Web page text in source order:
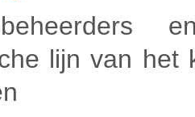
lijn van het